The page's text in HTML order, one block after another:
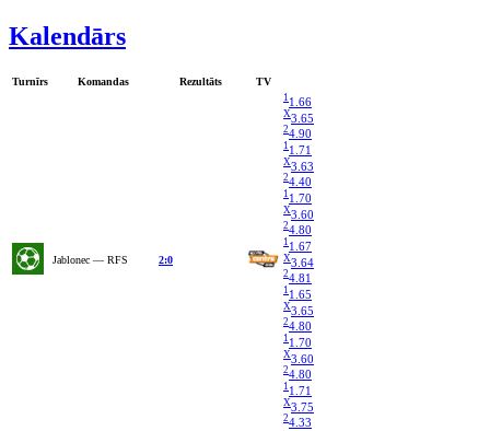
Kalendārs
Turnīrs Komandas Rezultāts TV
Jablonec — RFS 2:0
1 1.66
X3.65
24.90
1 1.71
X3.63
24.40
1 1.70
X3.60
24.80
1 1.67
X3.64
24.81
1 1.65
X3.65
24.80
1 1.70
X3.60
24.80
1 1.71
X3.75
24.33